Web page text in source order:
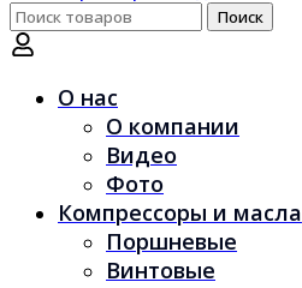
Поиск
по:
Поиск
О нас
О компании
Видео
Фото
Компрессоры и масла
Поршневые
Винтовые